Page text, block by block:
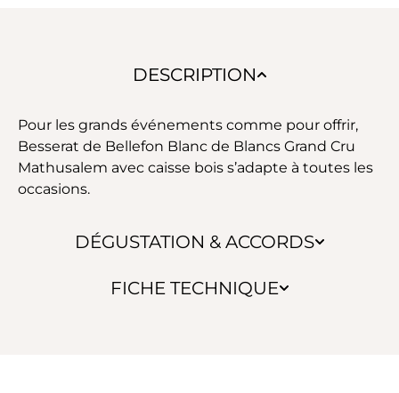
DESCRIPTION
DÉGUSTATION & ACCORDS
FICHE TECHNIQUE
Pour les grands événements comme pour offrir,
Besserat de Bellefon Blanc de Blancs Grand Cru
Mathusalem avec caisse bois s’adapte à toutes les
occasions.